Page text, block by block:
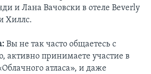
и Лана Вачовски в отеле Beverly
Хиллс.
Вы не так часто общаетесь с
активно принимаете участие в
атласа», и даже